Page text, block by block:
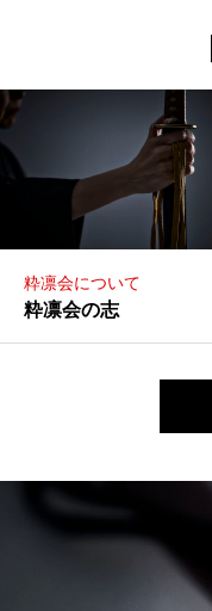
粋凛会について
粋凛会の志